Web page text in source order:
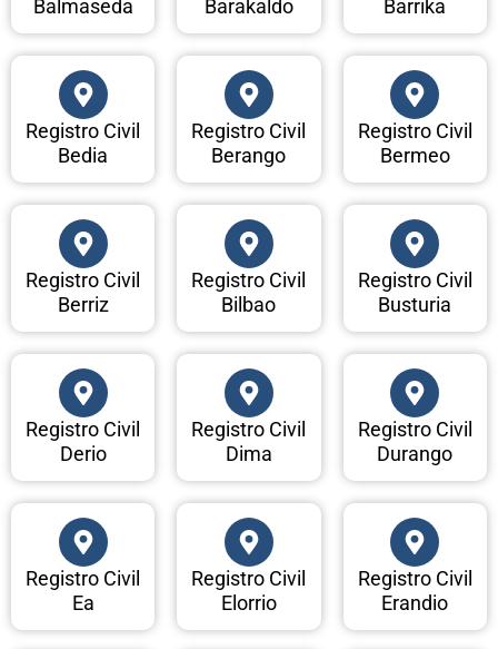
Balmaseda Barakaldo Barrika
Registro Civil
Bedia
Registro Civil
Berango
Registro Civil
Bermeo
Registro Civil
Berriz
Registro Civil
Bilbao
Registro Civil
Busturia
Registro Civil
Derio
Registro Civil
Dima
Registro Civil
Durango
Registro Civil
Ea
Registro Civil
Elorrio
Registro Civil
Erandio